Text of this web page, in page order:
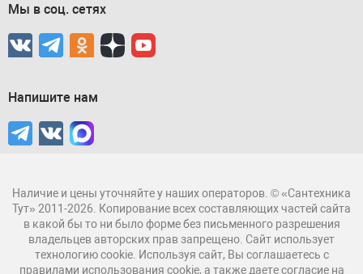
Мы в соц. сетях
Напишите нам
Наличие и цены уточняйте у наших операторов. © «Сантехника
Тут» 2011-2026. Копирование всех составляющих частей сайта
в какой бы то ни было форме без письменного разрешения
владельцев авторских прав запрещено. Сайт использует
технологию cookie. Используя сайт, Вы соглашаетесь с
правилами использования cookie, а также даете согласие на